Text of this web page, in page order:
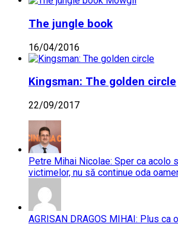
The jungle book
16/04/2016
Kingsman: The golden circle
22/09/2017
Petre Mihai Nicolae: Sper ca acolo
victimelor, nu să continue oda
AGRISAN DRAGOS MIHAI: Plus ca